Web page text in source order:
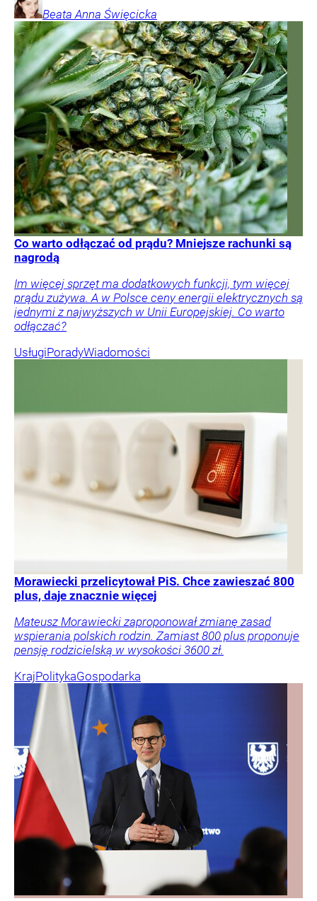
Beata Anna Święcicka
Co warto odłączać od prądu? Mniejsze rachunki są
nagrodą
Im więcej sprzęt ma dodatkowych funkcji, tym więcej
prądu zużywa. A w Polsce ceny energii elektrycznych są
jednymi z najwyższych w Unii Europejskiej. Co warto
odłączać?
UsługiPoradyWiadomości
Morawiecki przelicytował PiS. Chce zawieszać 800
plus, daje znacznie więcej
Mateusz Morawiecki zaproponował zmianę zasad
wspierania polskich rodzin. Zamiast 800 plus proponuje
pensję rodzicielską w wysokości 3600 zł.
KrajPolitykaGospodarka